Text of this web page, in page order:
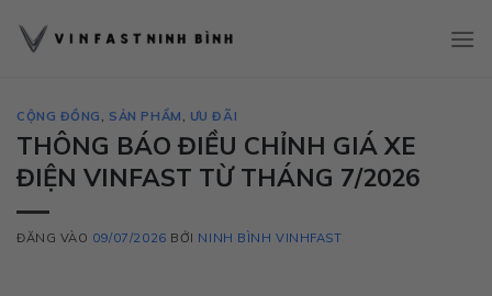
qua
CỘNG ĐỒNG , SẢN PHẨM , ƯU ĐÃI
THÔNG BÁO ĐIỀU CHỈNH GIÁ XE
ĐIỆN VINFAST TỪ THÁNG 7/2026
ĐĂNG VÀO 09/07/2026 BỞI NINH BÌNH VINHFAST